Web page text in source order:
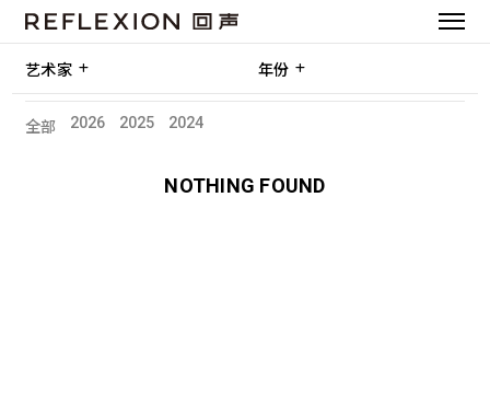
艺术家 年份
全部 2026 2025 2024
NOTHING FOUND